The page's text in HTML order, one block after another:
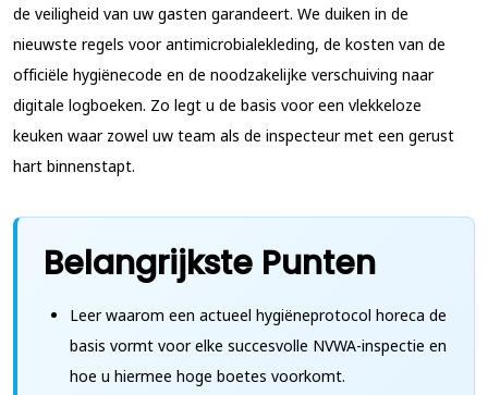
de veiligheid van uw gasten garandeert. We duiken in de
nieuwste regels voor antimicrobialekleding, de kosten van de
officiële hygiënecode en de noodzakelijke verschuiving naar
digitale logboeken. Zo legt u de basis voor een vlekkeloze
keuken waar zowel uw team als de inspecteur met een gerust
hart binnenstapt.
Belangrijkste Punten
Leer waarom een actueel hygiëneprotocol horeca de
basis vormt voor elke succesvolle NVWA-inspectie en
hoe u hiermee hoge boetes voorkomt.